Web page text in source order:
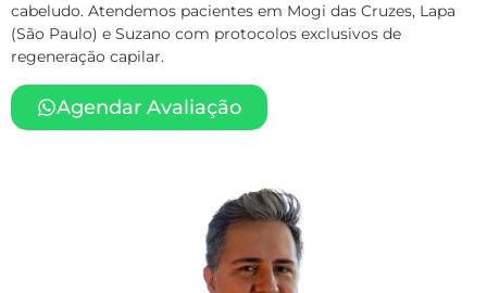
cabeludo. Atendemos pacientes em Mogi das Cruzes, Lapa
(São Paulo) e Suzano com protocolos exclusivos de
regeneração capilar.
Agendar Avaliação